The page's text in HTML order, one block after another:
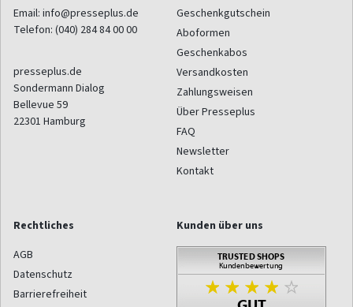
Email: info@presseplus.de
Telefon: (040) 284 84 00 00
presseplus.de
Sondermann Dialog
Bellevue 59
22301 Hamburg
Geschenkgutschein
Aboformen
Geschenkabos
Versandkosten
Zahlungsweisen
Über Presseplus
FAQ
Newsletter
Kontakt
Rechtliches
AGB
Datenschutz
Barrierefreiheit
Kunden über uns